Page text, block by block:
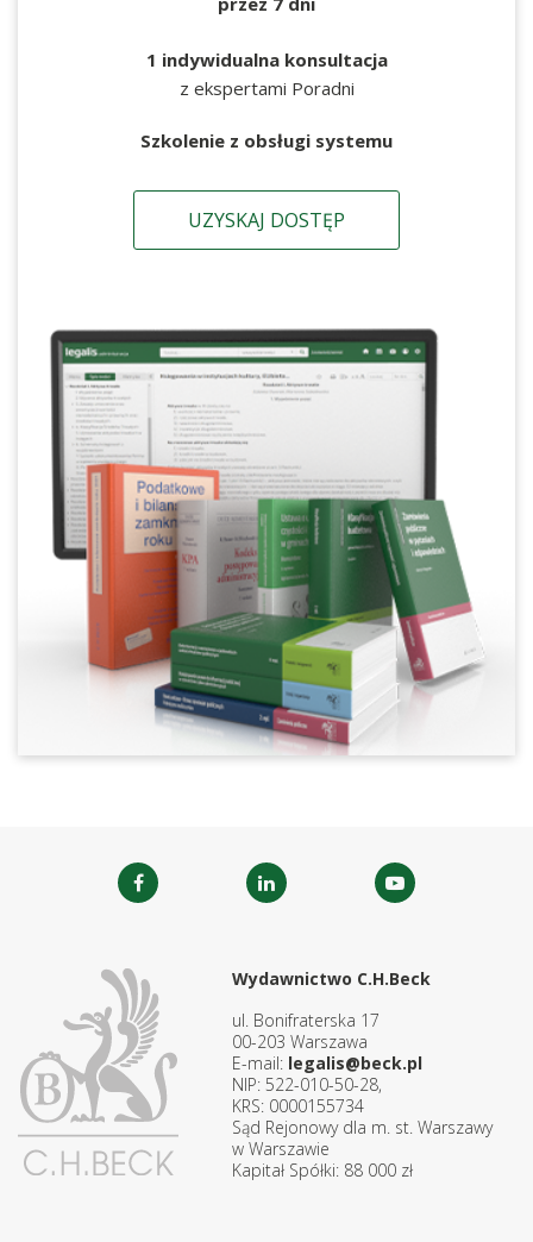
1 indywidualna konsultacja
z ekspertami Poradni
Szkolenie z obsługi systemu
UZYSKAJ DOSTĘP
Wydawnictwo C.H.Beck
ul. Bonifraterska 17
00-203 Warszawa
E-mail: legalis@beck.pl
NIP: 522-010-50-28,
KRS: 0000155734
Sąd Rejonowy dla m. st. Warszawy
w Warszawie
Kapitał Spółki: 88 000 zł